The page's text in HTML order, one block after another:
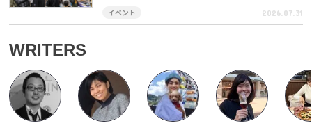
イベント 2026.07.31
WRITERS